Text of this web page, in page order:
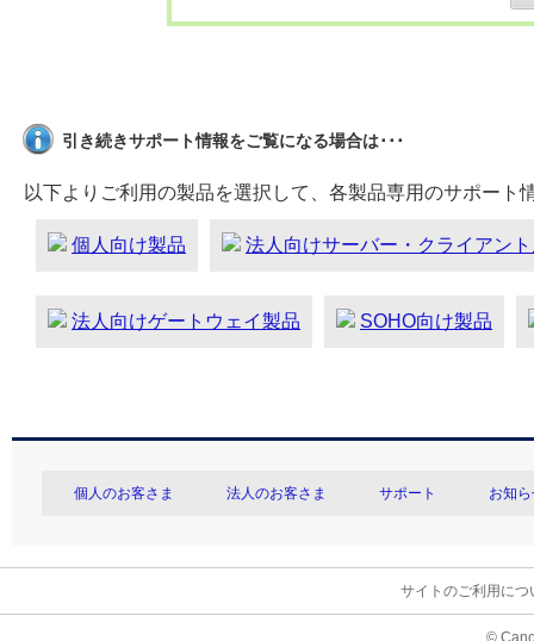
引き続きサポート情報をご覧になる場合は･･･
以下よりご利用の製品を選択して、各製品専用のサポート
個人向け製品 法人向けサーバー・クライアン
法人向けゲートウェイ製品 SOHO向け製品
個人のお客さま 法人のお客さま サポート お知
サイトのご利用につ
©